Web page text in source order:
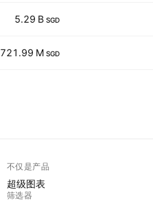
5.29 B SGD
721.99 M SGD
不仅是产品
超级图表
筛选器